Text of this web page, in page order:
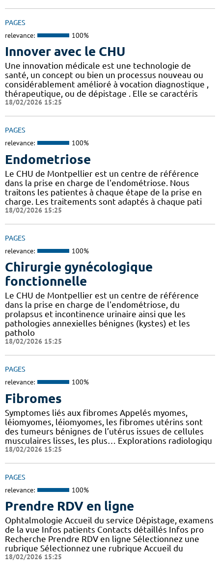
PAGES
relevance: 100%
Innover avec le CHU
Une innovation médicale est une technologie de
santé, un concept ou bien un processus nouveau ou
considérablement amélioré à vocation diagnostique ,
thérapeutique, ou de dépistage . Elle se caractéris
18/02/2026 15:25
PAGES
relevance: 100%
Endometriose
Le CHU de Montpellier est un centre de référence
dans la prise en charge de l'endométriose. Nous
traitons les patientes à chaque étape de la prise en
charge. Les traitements sont adaptés à chaque pati
18/02/2026 15:25
PAGES
relevance: 100%
Chirurgie gynécologique
fonctionnelle
Le CHU de Montpellier est un centre de référence
dans la prise en charge de l'endométriose, du
prolapsus et incontinence urinaire ainsi que les
pathologies annexielles bénignes (kystes) et les
patholo
18/02/2026 15:25
PAGES
relevance: 100%
Fibromes
Symptomes liés aux fibromes Appelés myomes,
léiomyomes, léiomyomes, les fibromes utérins sont
des tumeurs bénignes de l’utérus issues de cellules
musculaires lisses, les plus… Explorations radiologiqu
18/02/2026 15:25
PAGES
relevance: 100%
Prendre RDV en ligne
Ophtalmologie Accueil du service Dépistage, examens
de la vue Infos patients Contacts détaillés Infos pro
Recherche Prendre RDV en ligne Sélectionnez une
rubrique Sélectionnez une rubrique Accueil du
18/02/2026 15:25